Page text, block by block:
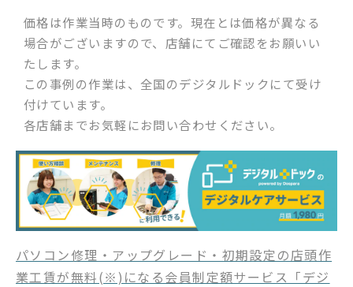
価格は作業当時のものです。現在とは価格が異なる
場合がございますので、店舗にてご確認をお願いい
たします。
この事例の作業は、全国のデジタルドックにて受け
付けています。
各店舗までお気軽にお問い合わせください。
パソコン修理・アップグレード・初期設定の店頭作
業工賃が無料(※)になる会員制定額サービス「デジ